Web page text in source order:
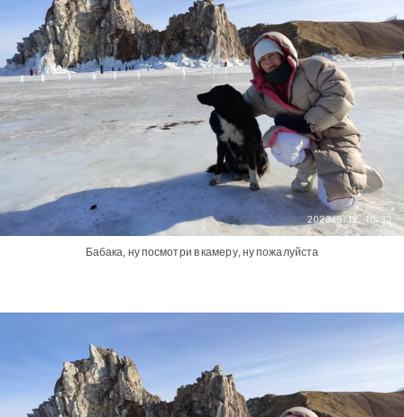
Бабака, ну посмотри в камеру, ну пожалуйста